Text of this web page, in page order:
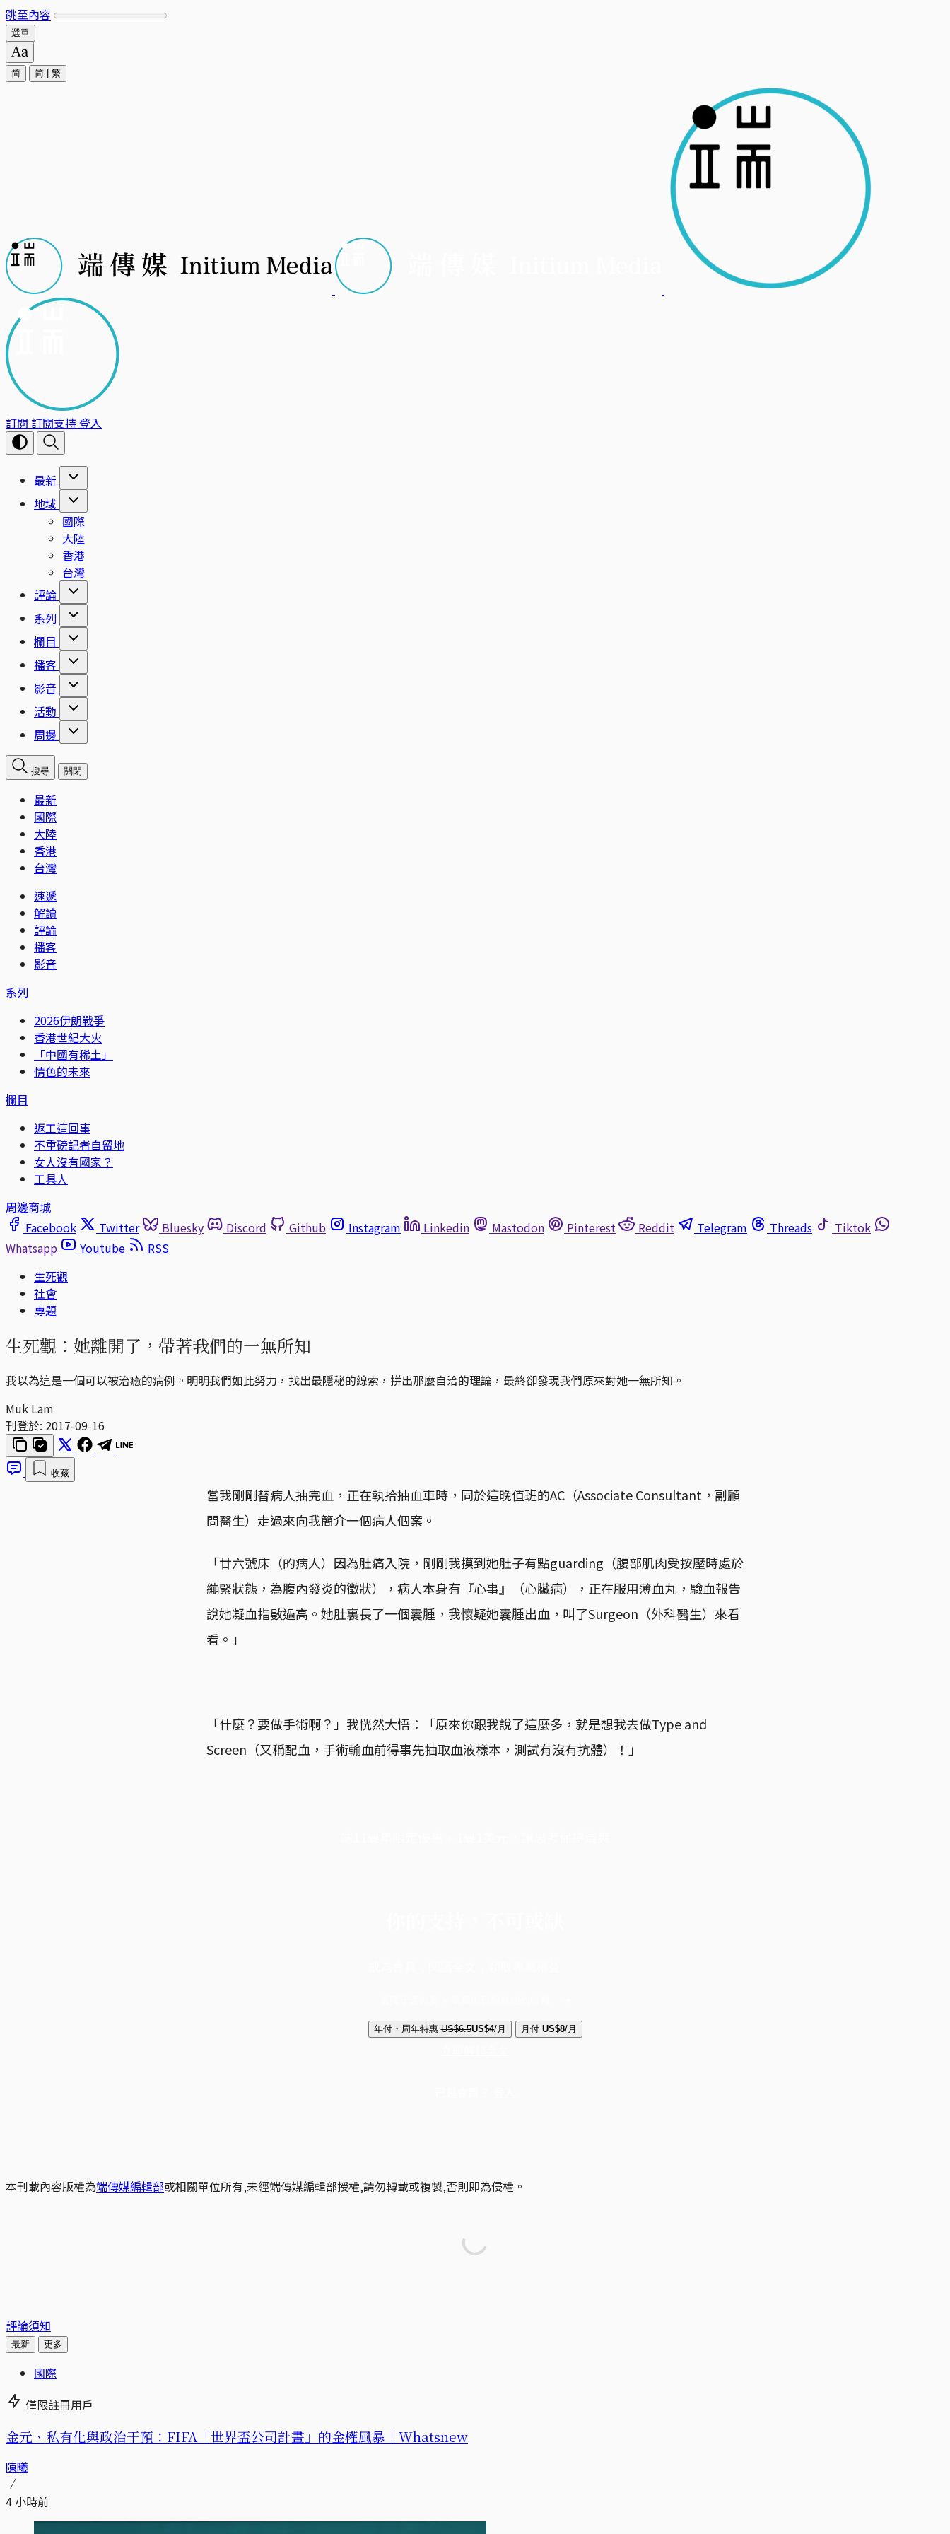
跳至內容
選單
简 简 繁
訂閱 訂閱支持登入
最新
地域
國際
大陸
香港
台灣
評論
系列
欄目
播客
影音
活動
周邊
搜尋 關閉
最新
國際
大陸
香港
台灣
速遞
解讀
評論
播客
影音
系列
2026伊朗戰爭
香港世紀大火
「中國有稀土」
情色的未來
欄目
返工這回事
不重磅記者自留地
女人沒有國家？
工具人
周邊商城
Facebook
Twitter Bluesky Discord Github Instagram Linkedin Mastodon Pinterest Reddit Telegram Threads
Tiktok
Whatsapp
Youtube
RSS
生死觀
社會
專題
生死觀：她離開了，帶著我們的一無所知
我以為這是一個可以被治癒的病例。明明我們如此努力，找出最隱秘的線索，拼出那麼自洽的理論，最終卻發現我們原來對她一無所知。
Muk Lam
刊登於: 2017-09-16
收藏
當我剛剛替病人抽完血，正在執拾抽血車時，同於這晚值班的AC（Associate Consultant，副顧
問醫生）走過來向我簡介一個病人個案。
「廿六號床（的病人）因為肚痛入院，剛剛我摸到她肚子有點guarding（腹部肌肉受按壓時處於
繃緊狀態，為腹內發炎的徵狀），病人本身有『心事』（心臟病），正在服用薄血丸，驗血報告
說她凝血指數過高。她肚裏長了一個囊腫，我懷疑她囊腫出血，叫了Surgeon（外科醫生）來看
看。」
「什麼？要做手術啊？」我恍然大悟：「原來你跟我說了這麼多，就是想我去做Type and
Screen（又稱配血，手術輸血前得事先抽取血液樣本，測試有沒有抗體）！」
年付・周年特惠 US$6.5US$4/月 月付 US$8/月
本刊載內容版權為端傳媒編輯部或相關單位所有,未經端傳媒編輯部授權,請勿轉載或複製,否則即為侵權。
評論須知
最新 更多
國際
僅限註冊用戶
金元、私有化與政治干預：FIFA「世界盃公司計畫」的金權風暴｜Whatsnew
陳曦
4 小時前